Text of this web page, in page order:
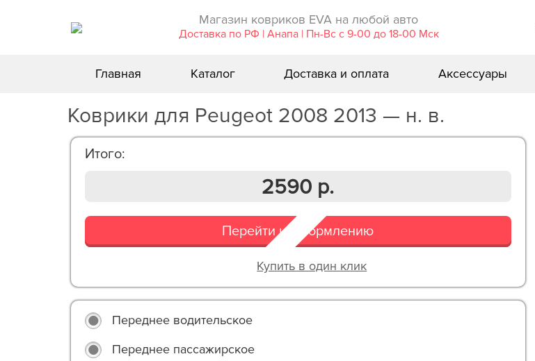
Магазин ковриков EVA ​на любой авто
Доставка по РФ | Анапа | Пн-Вс с 9-00 до 18-00 Мск
Главная Каталог Доставка и оплата Аксессуары
Коврики для Peugeot 2008 2013 — н. в.
Итого:
2590 р.
Перейти к оформлению
Купить в один клик
Переднее водительское
Переднее пассажирское